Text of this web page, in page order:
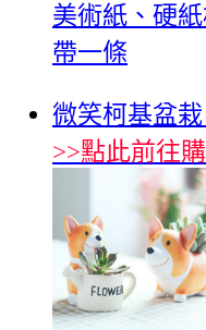
美術紙、硬
帶一條
微笑柯基盆栽
>>點此前往